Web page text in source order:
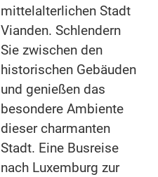
mittelalterlichen Stadt
Vianden. Schlendern
Sie zwischen den
historischen Gebäuden
und genießen das
besondere Ambiente
dieser charmanten
Stadt. Eine Busreise
nach Luxemburg zur